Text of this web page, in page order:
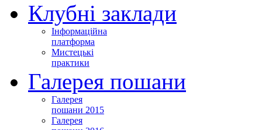
Клубні заклади
Інформаційна
платформа
Мистецькі
практики
Галерея пошани
Галерея
пошани 2015
Галерея